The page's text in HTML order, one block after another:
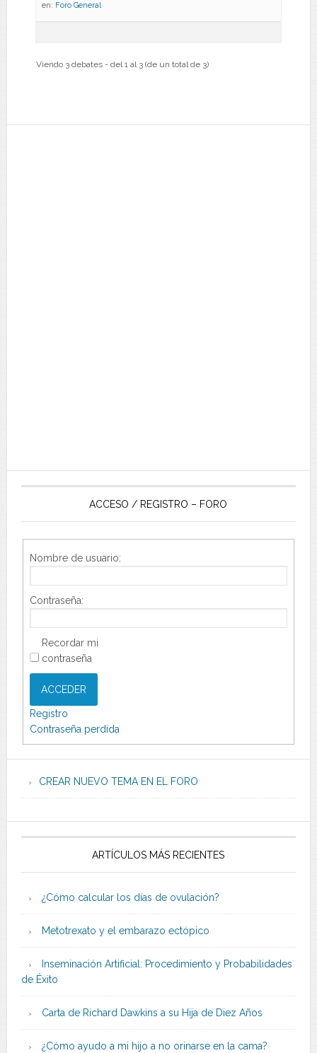
en: Foro General
Viendo 3 debates - del 1 al 3 (de un total de 3)
ACCESO / REGISTRO – FORO
Nombre de usuario:
Contraseña:
Recordar mi
contraseña
ACCEDER
Registro
Contraseña perdida
CREAR NUEVO TEMA EN EL FORO
ARTÍCULOS MÁS RECIENTES
¿Cómo calcular los días de ovulación?
Metotrexato y el embarazo ectópico
Inseminación Artificial: Procedimiento y Probabilidades
de Éxito
Carta de Richard Dawkins a su Hija de Diez Años
¿Cómo ayudo a mi hijo a no orinarse en la cama?